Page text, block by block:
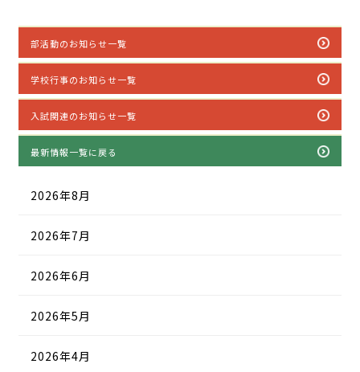
部活動のお知らせ一覧
学校行事のお知らせ一覧
入試関連のお知らせ一覧
最新情報一覧に戻る
2026年8月
2026年7月
2026年6月
2026年5月
2026年4月